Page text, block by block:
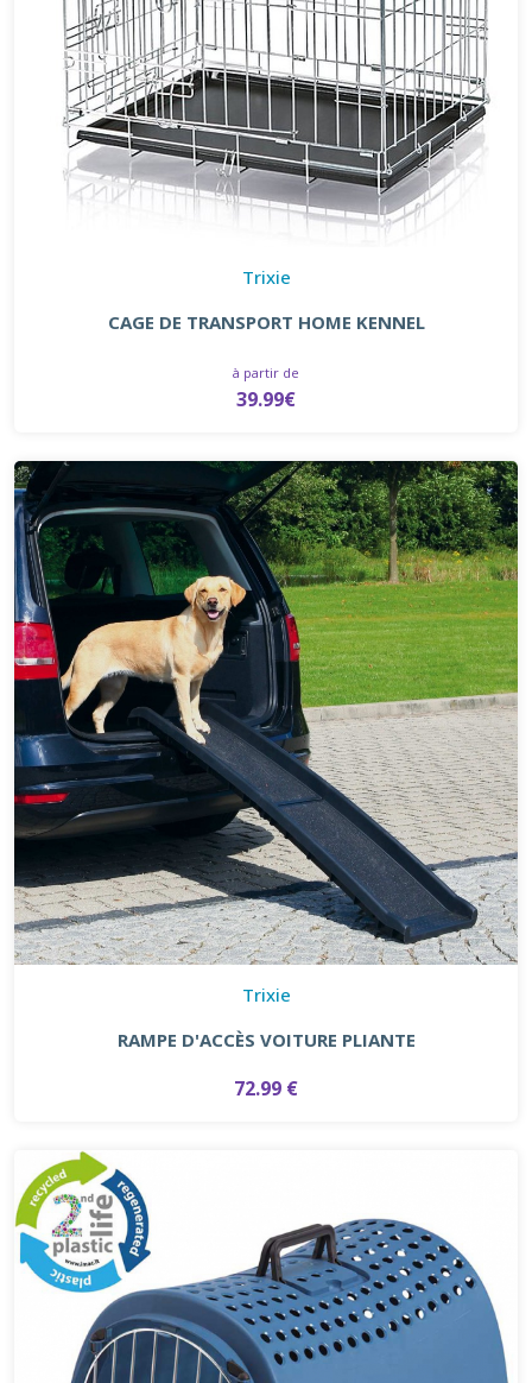
Trixie
CAGE DE TRANSPORT HOME KENNEL
à partir de
39.99€
Trixie
RAMPE D'ACCÈS VOITURE PLIANTE
72.99 €